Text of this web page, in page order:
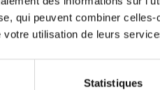
qui peuvent combiner
utilisation de leurs
Statistiques
marketing like a
revised